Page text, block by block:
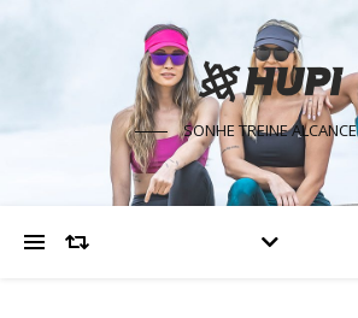
SONHE TREINE ALCANCE